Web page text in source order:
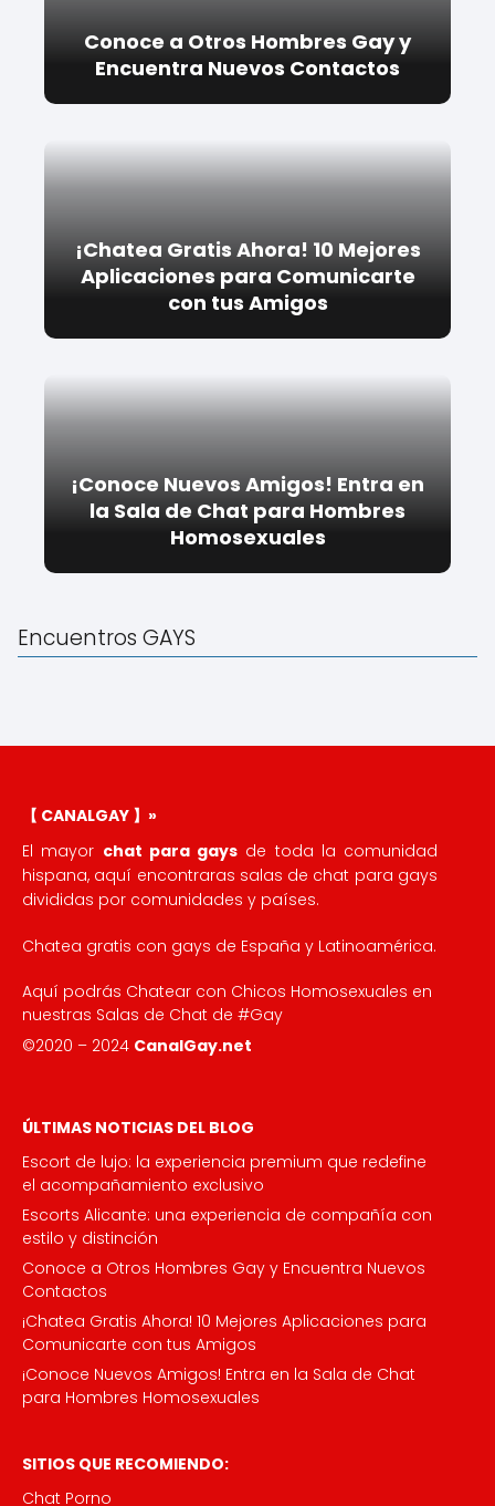
Conoce a Otros Hombres Gay y
Encuentra Nuevos Contactos
¡Chatea Gratis Ahora! 10 Mejores
Aplicaciones para Comunicarte
con tus Amigos
¡Conoce Nuevos Amigos! Entra en
la Sala de Chat para Hombres
Homosexuales
Encuentros GAYS
【 CANALGAY 】»
El mayor chat para gays de toda la comunidad
hispana, aquí encontraras salas de chat para gays
divididas por comunidades y países.
Chatea gratis con gays de España y Latinoamérica.
Aquí podrás Chatear con Chicos Homosexuales en
nuestras Salas de Chat de #Gay
©2020 – 2024 CanalGay.net
ÚLTIMAS NOTICIAS DEL BLOG
Escort de lujo: la experiencia premium que redefine
el acompañamiento exclusivo
Escorts Alicante: una experiencia de compañía con
estilo y distinción
Conoce a Otros Hombres Gay y Encuentra Nuevos
Contactos
¡Chatea Gratis Ahora! 10 Mejores Aplicaciones para
Comunicarte con tus Amigos
¡Conoce Nuevos Amigos! Entra en la Sala de Chat
para Hombres Homosexuales
SITIOS QUE RECOMIENDO:
Chat Porno